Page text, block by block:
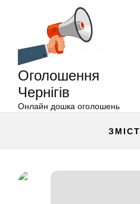
Оголошення
Чернігів
Онлайн дошка оголошень
ЗМІСТ